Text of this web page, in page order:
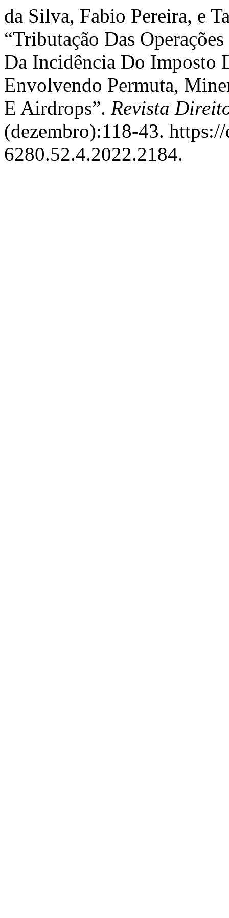
da Silva, Fabio Pereira, e
“Tributação Das
Da Incidência Do Imposto
Envolvendo Permuta,
E Airdrops”. Revista
(dezembro):118-43.
6280.52.4.2022.2184.